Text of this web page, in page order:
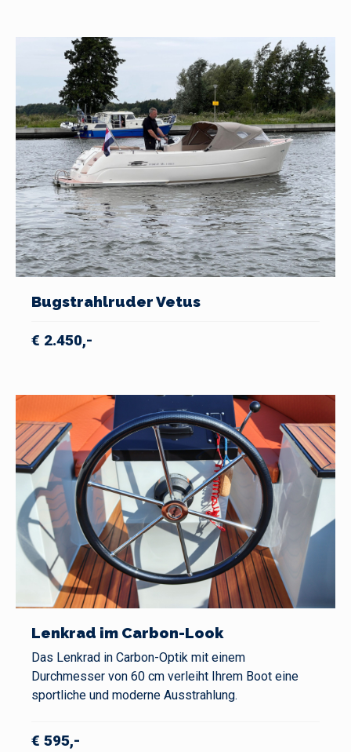
Bugstrahlruder Vetus
€ 2.450,-
Lenkrad im Carbon-Look
Das Lenkrad in Carbon-Optik mit einem
Durchmesser von 60 cm verleiht Ihrem Boot eine
sportliche und moderne Ausstrahlung.
€ 595,-